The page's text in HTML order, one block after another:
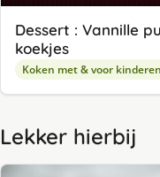
Dessert : Vannille
koekjes
Koken met & voor kinderen
Lekker hierbij